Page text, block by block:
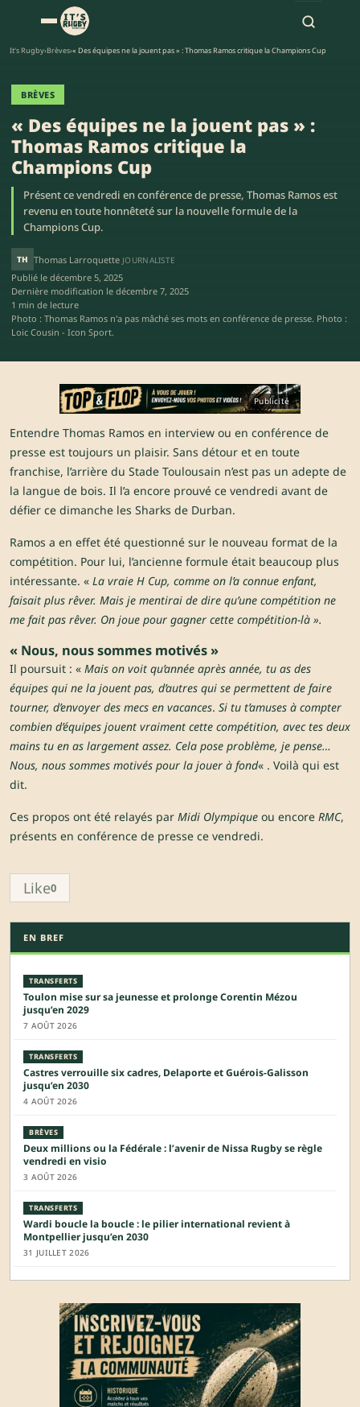
It's Rugby›Brèves›« Des équipes ne la jouent pas » : Thomas Ramos critique la Champions Cup
BRÈVES
« Des équipes ne la jouent pas » :
Thomas Ramos critique la
Champions Cup
Présent ce vendredi en conférence de presse, Thomas Ramos est
revenu en toute honnêteté sur la nouvelle formule de la
Champions Cup.
TH Thomas Larroquette JOURNALISTE
Publié le décembre 5, 2025
Dernière modification le décembre 7, 2025
1 min de lecture
Photo : Thomas Ramos n'a pas mâché ses mots en conférence de presse. Photo :
Loic Cousin - Icon Sport.
Publicité
Entendre Thomas Ramos en interview ou en conférence de
presse est toujours un plaisir. Sans détour et en toute
franchise, l’arrière du Stade Toulousain n’est pas un adepte de
la langue de bois. Il l’a encore prouvé ce vendredi avant de
défier ce dimanche les Sharks de Durban.
Ramos a en effet été questionné sur le nouveau format de la
compétition. Pour lui, l’ancienne formule était beaucoup plus
intéressante. « La vraie H Cup, comme on l’a connue enfant,
faisait plus rêver. Mais je mentirai de dire qu’une compétition ne
me fait pas rêver. On joue pour gagner cette compétition-là ».
« Nous, nous sommes motivés »
Il poursuit : « Mais on voit qu’année après année, tu as des
équipes qui ne la jouent pas, d’autres qui se permettent de faire
tourner, d’envoyer des mecs en vacances. Si tu t’amuses à compter
combien d’équipes jouent vraiment cette compétition, avec tes deux
mains tu en as largement assez. Cela pose problème, je pense…
Nous, nous sommes motivés pour la jouer à fond« . Voilà qui est
dit.
Ces propos ont été relayés par Midi Olympique ou encore RMC,
présents en conférence de presse ce vendredi.
Like0
EN BREF
TRANSFERTS
Toulon mise sur sa jeunesse et prolonge Corentin Mézou
jusqu’en 2029
7 AOÛT 2026
TRANSFERTS
Castres verrouille six cadres, Delaporte et Guérois-Galisson
jusqu’en 2030
4 AOÛT 2026
BRÈVES
Deux millions ou la Fédérale : l’avenir de Nissa Rugby se règle
vendredi en visio
3 AOÛT 2026
TRANSFERTS
Wardi boucle la boucle : le pilier international revient à
Montpellier jusqu’en 2030
31 JUILLET 2026